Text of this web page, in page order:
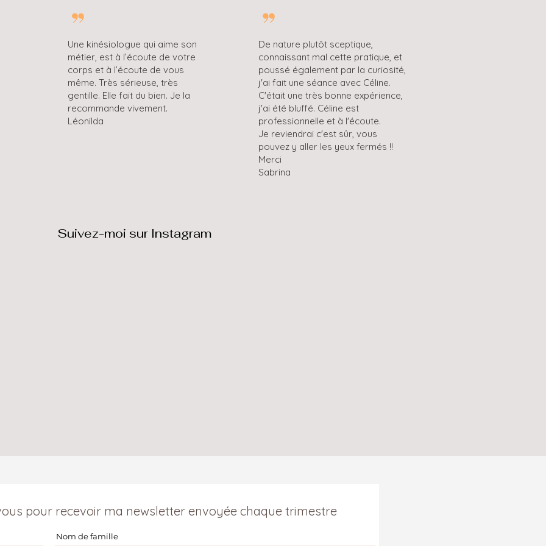
Une kinésiologue qui aime son
métier, est à l’écoute de votre
corps et à l’écoute de vous
même. Très sérieuse, très
gentille. Elle fait du bien. Je la
recommande vivement.
Léonilda
De nature plutôt sceptique,
connaissant mal cette pratique, et
poussé également par la curiosité,
j'ai fait une séance avec Céline.
C'était une très bonne expérience,
j'ai été bluffé. Céline est
professionnelle et à l'écoute.
Je reviendrai c'est sûr, vous
pouvez y aller les yeux fermés !!
Merci
Sabrina
Suivez-moi sur Instagram
pour recevoir ma newsletter envoyée chaque trimestre
Nom de famille